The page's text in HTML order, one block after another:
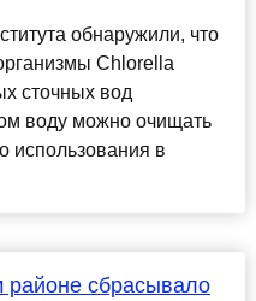
обнаружили, что
Chlorella
сточных вод
воду можно очищать
использования в
районе сбрасывало